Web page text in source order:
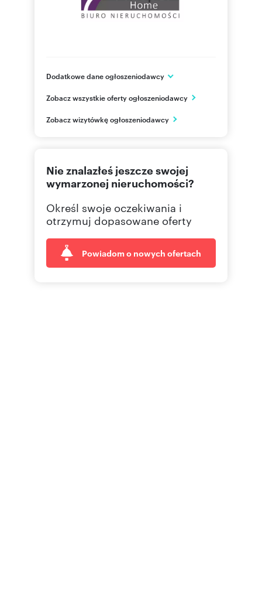
Dodatkowe dane ogłoszeniodawcy
Rzeszów
PL
Zobacz wszystkie oferty ogłoszeniodawcy
Zobacz wizytówkę ogłoszeniodawcy
Nie znalazłeś jeszcze swojej
wymarzonej nieruchomości?
Określ swoje oczekiwania i
otrzymuj dopasowane oferty
Powiadom o nowych ofertach